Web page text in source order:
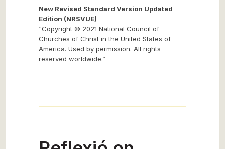
New Revised Standard Version Updated
Edition (NRSVUE)
“Copyright © 2021 National Council of
Churches of Christ in the United States of
America. Used by permission. All rights
reserved worldwide.”